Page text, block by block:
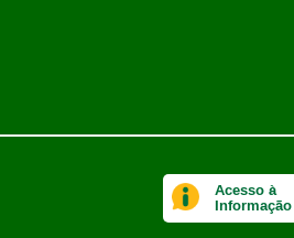
Acesso à
Informação